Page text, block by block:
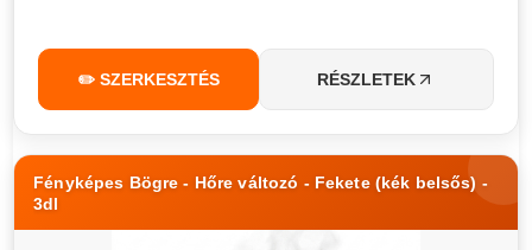
✏️ SZERKESZTÉS RÉSZLETEK
Fényképes Bögre - Hőre változó - Fekete (kék belsős) -
3dl